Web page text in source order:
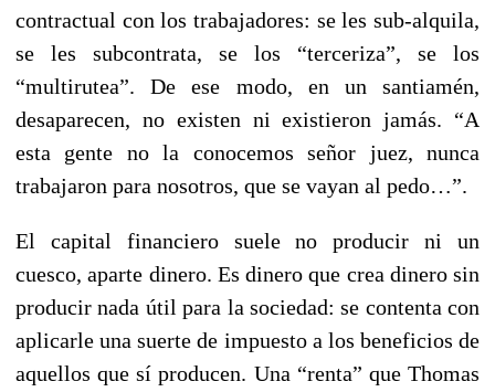
contractual con los trabajadores: se les sub-alquila,
se les subcontrata, se los “terceriza”, se los
“multirutea”. De ese modo, en un santiamén,
desaparecen, no existen ni existieron jamás. “A
esta gente no la conocemos señor juez, nunca
trabajaron para nosotros, que se vayan al pedo…”.
El capital financiero suele no producir ni un
cuesco, aparte dinero. Es dinero que crea dinero sin
producir nada útil para la sociedad: se contenta con
aplicarle una suerte de impuesto a los beneficios de
aquellos que sí producen. Una “renta” que Thomas